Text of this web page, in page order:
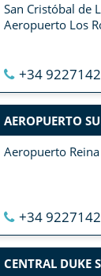
San Cristóbal de
Aeropuerto Los
+34
AEROPUERTO
Aeropuerto
+34
CENTRAL DUKE